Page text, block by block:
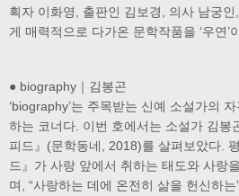
획자 이화영, 출판인 김보경, 의사 남궁
게 매력적으로 다가온 문학작품을 ‘우연’
● biography｜김봉곤
‘biography’는 주목받는 신예 소설가의
하는 코너다. 이번 호에서는 소설가 김봉
피드』(문학동네, 2018)를 살펴보았다.
드』가 사랑 앞에서 취하는 태도와 사랑
며, “사랑하는 데에 온전히 삶을 헌신하